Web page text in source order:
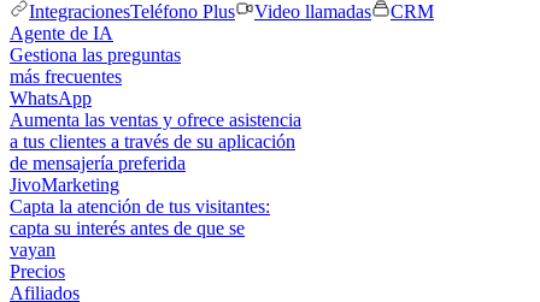
IntegracionesTeléfono Plus Video llamadas
CRM
Agente de IA
Gestiona las preguntas
más frecuentes
WhatsApp
Aumenta las ventas y ofrece asistencia
a tus clientes a través de su aplicación
de mensajería preferida
JivoMarketing
Capta la atención de tus visitantes:
capta su interés antes de que se
vayan
Precios
Afiliados